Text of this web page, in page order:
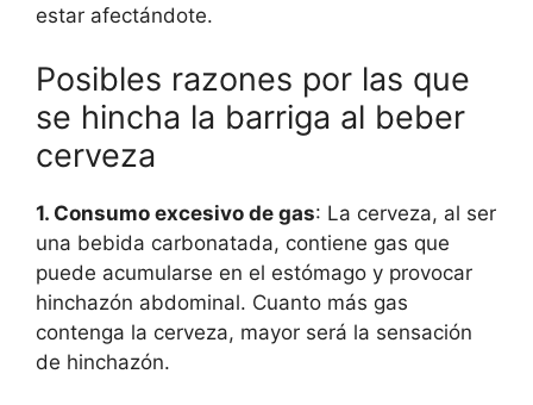
estar afectándote.
Posibles razones por las que
se hincha la barriga al beber
cerveza
1. Consumo excesivo de gas: La cerveza, al ser
una bebida carbonatada, contiene gas que
puede acumularse en el estómago y provocar
hinchazón abdominal. Cuanto más gas
contenga la cerveza, mayor será la sensación
de hinchazón.